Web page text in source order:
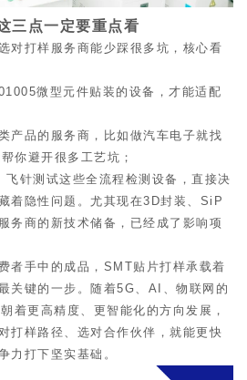
三点一定要重点看
对打样服务商能少踩很多坑，核心看
微型元件贴装的设备，才能适配
产品的服务商，比如做汽车电子就找
你避开很多工艺坑；
针测试这些全流程检测设备，直接决
着隐性问题。 尤其现在3D封装、SiP
务商的新技术储备，已经成了影响项
者手中的成品，SMT贴片打样承载着
关键的一步。随着5G、AI、物联网的
着更高精度、更智能化的方向发展，
打样路径、选对合作伙伴，就能更快
力打下坚实基础。